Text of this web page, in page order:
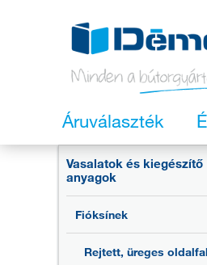
Áruválaszték
Vasalatok és kiegészítő
anyagok
Fióksínek
Rejtett, üreges